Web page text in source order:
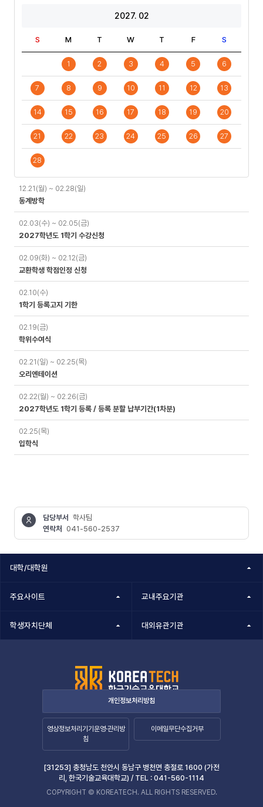
2027. 02
S M T W T F S
1 2 3 4 5 6
7 8 9 10 11 12 13
14 15 16 17 18 19 20
21 22 23 24 25 26 27
28
정
12.21(월) ~ 02.28(일)
동계방학
02.03(수) ~ 02.05(금)
2027학년도 1학기 수강신청
02.09(화) ~ 02.12(금)
교환학생 학점인정 신청
02.10(수)
1학기 등록고지 기한
02.19(금)
학위수여식
02.21(일) ~ 02.25(목)
오리엔테이션
02.22(월) ~ 02.26(금)
2027학년도 1학기 등록 / 등록 분할 납부기간(1차분)
02.25(목)
입학식
담당부서 학사팀
연락처
041-560-2537
대학/대학원
주요사이트 교내주요기관
학생자치단체 대외유관기관
개인정보처리방침
영상정보처리기기운영·관리방
침
이메일무단수집거부
[31253] 충청남도 천안시 동남구 병천면 충절로 1600 (가전
리, 한국기술교육대학교) / TEL : 041-560-1114
COPYRIGHT © KOREATECH. ALL RIGHTS RESERVED.